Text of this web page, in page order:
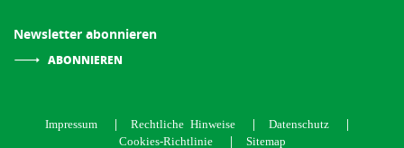
Newsletter abonnieren
ABONNIEREN
Impressum Rechtliche Hinweise
Datenschutz
Cookies-Richtlinie
Sitemap